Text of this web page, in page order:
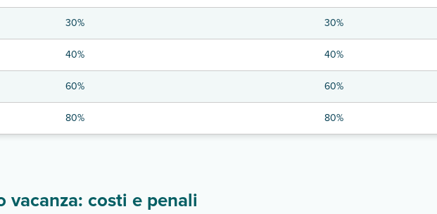
30% 30%
40% 40%
60% 60%
80% 80%
vacanza: costi e penali